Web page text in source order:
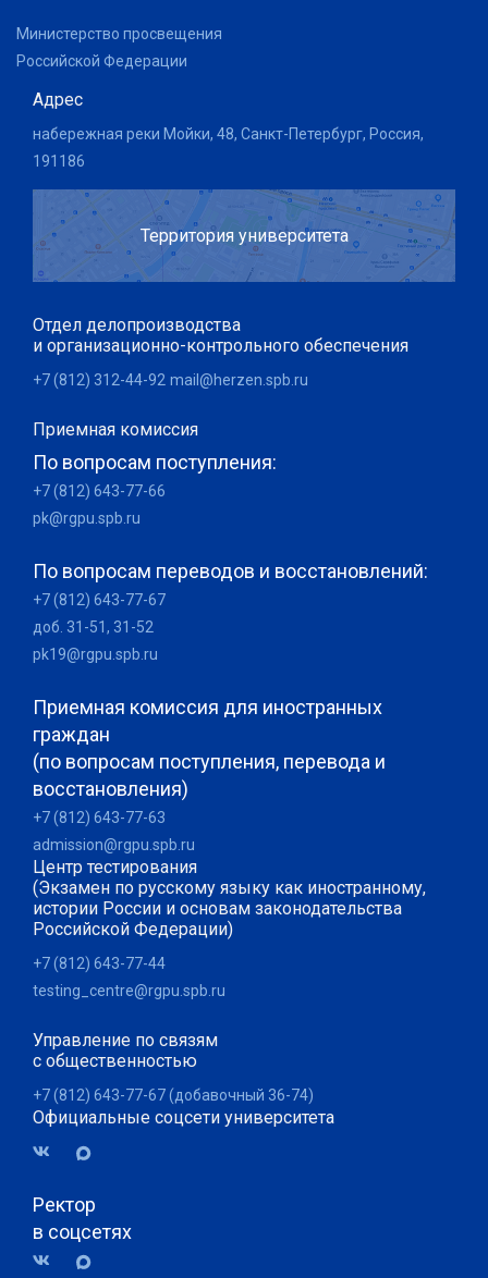
Министерство просвещения
Российской Федерации
Адрес
набережная реки Мойки, 48, Санкт-Петербург, Россия,
191186
Территория университета
Отдел делопроизводства
и организационно-контрольного обеспечения
+7 (812) 312-44-92 mail@herzen.spb.ru
Приемная комиссия
По вопросам поступления:
+7 (812) 643-77-66
pk@rgpu.spb.ru
По вопросам переводов и восстановлений:
+7 (812) 643-77-67
доб. 31-51, 31-52
pk19@rgpu.spb.ru
Приемная комиссия для иностранных
граждан
(по вопросам поступления, перевода и
восстановления)
+7 (812) 643-77-63
admission@rgpu.spb.ru
Центр тестирования
(Экзамен по русскому языку как иностранному,
истории России и основам законодательства
Российской Федерации)
+7 (812) 643-77-44
testing_centre@rgpu.spb.ru
Управление по связям
с общественностью
+7 (812) 643-77-67 (добавочный 36-74)
Официальные соцсети университета
Ректор
в соцсетях